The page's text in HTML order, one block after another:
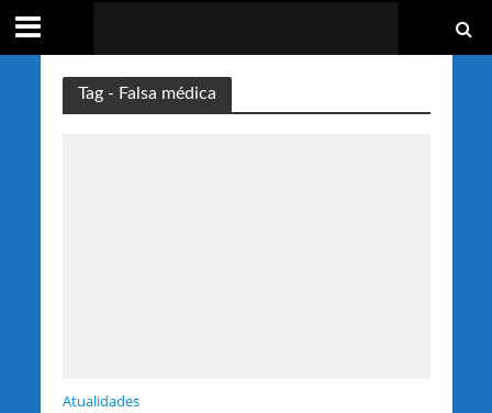
Tag - Falsa médica
Atualidades